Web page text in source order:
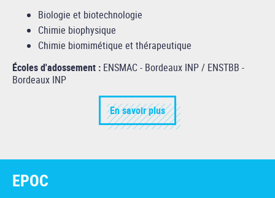
Biologie et biotechnologie
Chimie biophysique
Chimie biomimétique et thérapeutique
Écoles d'adossement : ENSMAC - Bordeaux INP / ENSTBB -
Bordeaux INP
En savoir plus
EPOC